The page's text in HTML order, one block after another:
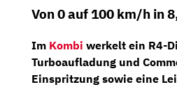
Von 0 auf 100 km/h in
Im Kombi werkelt ein R4-
Turboaufladung und
Einspritzung sowie eine